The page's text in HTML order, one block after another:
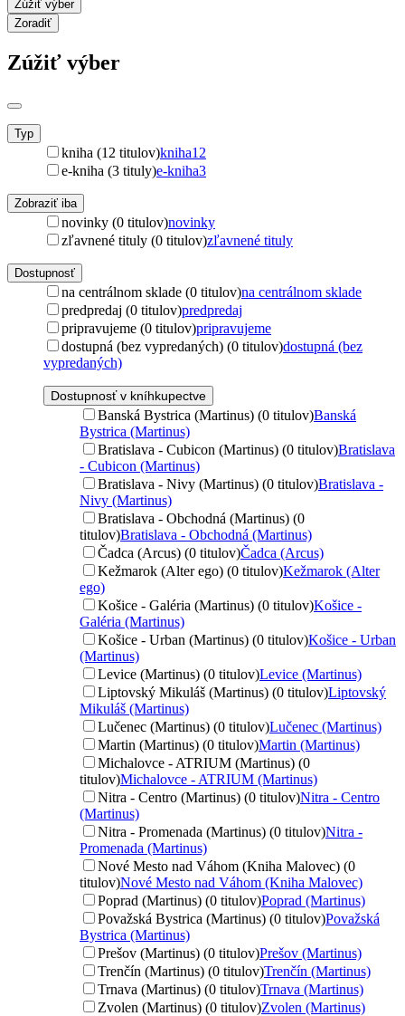
Zúžiť výber
Zoradiť
Zúžiť výber
Typ
kniha (12 titulov)kniha12
e-kniha (3 tituly)e-kniha3
Zobraziť iba
novinky (0 titulov)novinky
zľavnené tituly (0 titulov)zľavnené tituly
Dostupnosť
na centrálnom sklade (0 titulov)na centrálnom sklade
predpredaj (0 titulov)predpredaj
pripravujeme (0 titulov)pripravujeme
dostupná (bez vypredaných) (0 titulov)dostupná (bez
vypredaných)
Dostupnosť v kníhkupectve
Banská Bystrica (Martinus) (0 titulov)Banská
Bystrica (Martinus)
Bratislava - Cubicon (Martinus) (0 titulov)Bratislava
- Cubicon (Martinus)
Bratislava - Nivy (Martinus) (0 titulov)Bratislava -
Nivy (Martinus)
Bratislava - Obchodná (Martinus) (0
titulov)Bratislava - Obchodná (Martinus)
Čadca (Arcus) (0 titulov)Čadca (Arcus)
Kežmarok (Alter ego) (0 titulov)Kežmarok (Alter
ego)
Košice - Galéria (Martinus) (0 titulov)Košice -
Galéria (Martinus)
Košice - Urban (Martinus) (0 titulov)Košice - Urban
(Martinus)
Levice (Martinus) (0 titulov)Levice (Martinus)
Liptovský Mikuláš (Martinus) (0 titulov)Liptovský
Mikuláš (Martinus)
Lučenec (Martinus) (0 titulov)Lučenec (Martinus)
Martin (Martinus) (0 titulov)Martin (Martinus)
Michalovce - ATRIUM (Martinus) (0
titulov)Michalovce - ATRIUM (Martinus)
Nitra - Centro (Martinus) (0 titulov)Nitra - Centro
(Martinus)
Nitra - Promenada (Martinus) (0 titulov)Nitra -
Promenada (Martinus)
Nové Mesto nad Váhom (Kniha Malovec) (0
titulov)Nové Mesto nad Váhom (Kniha Malovec)
Poprad (Martinus) (0 titulov)Poprad (Martinus)
Považská Bystrica (Martinus) (0 titulov)Považská
Bystrica (Martinus)
Prešov (Martinus) (0 titulov)Prešov (Martinus)
Trenčín (Martinus) (0 titulov)Trenčín (Martinus)
Trnava (Martinus) (0 titulov)Trnava (Martinus)
Zvolen (Martinus) (0 titulov)Zvolen (Martinus)